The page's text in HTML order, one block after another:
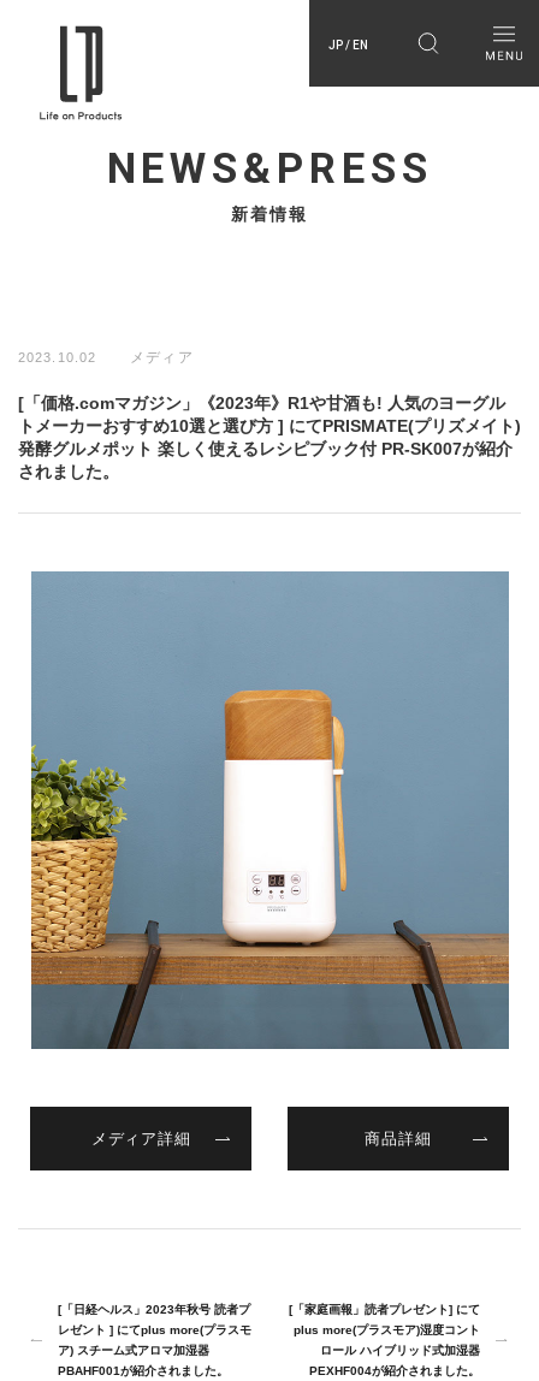
JP / EN
NEWS&PRESS
新着情報
2023.10.02 メディア
[「価格.comマガジン」《2023年》R1や甘酒も! 人気のヨーグル
トメーカーおすすめ10選と選び方 ] にてPRISMATE(プリズメイト)
発酵グルメポット 楽しく使えるレシピブック付 PR-SK007が紹介
されました。
メディア詳細 商品詳細
[「日経ヘルス」2023年秋号 読者プ
レゼント ] にてplus more(プラスモ
ア) スチーム式アロマ加湿器
PBAHF001が紹介されました。
[「家庭画報」読者プレゼント] にて
plus more(プラスモア)湿度コント
ロール ハイブリッド式加湿器
PEXHF004が紹介されました。